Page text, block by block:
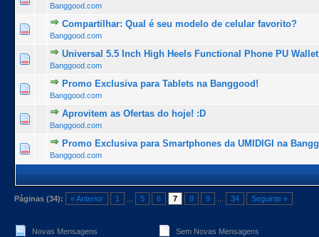
Banggood.com
Compartilhar: Qual é seu modelo de celular favorito?
Banggood.com
1 Voto(s) - 5 de 5 na totalidade
12 345
Universal 5.5 Inch High Heels Functional Phone PU
Banggood.com
1 Voto(s) - 5 de 5 na totalidade
1234 5
Promo Exclusiva para Tablets na Banggood!
Banggood.com
1 Voto(s) - 5 de 5 na totalidade
123 45
Aprovitem as Ofertas do hoje! :D
Banggood.com
1 Voto(s) - 5 de 5 na totalidade
12 345
Promo Exclusiva para Smartphones da UMIDIGI na
Banggood.com
1 Voto(s) - 5 de 5 na totalidade
123 45
Páginas (34): « Anterior 1 5 6 7 8 9 34 Seguinte »
Novas Mensagens
Sem Novas Mensagens